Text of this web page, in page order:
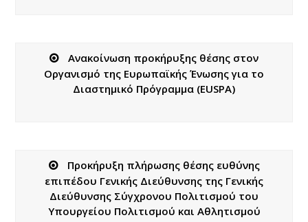
Ανακοίνωση προκήρυξης θέσης στον
Οργανισμό της Ευρωπαϊκής Ένωσης για το
Διαστημικό Πρόγραμμα (EUSPA)
Προκήρυξη πλήρωσης θέσης ευθύνης
επιπέδου Γενικής Διεύθυνσης της Γενικής
Διεύθυνσης Σύγχρονου Πολιτισμού του
Υπουργείου Πολιτισμού και Αθλητισμού